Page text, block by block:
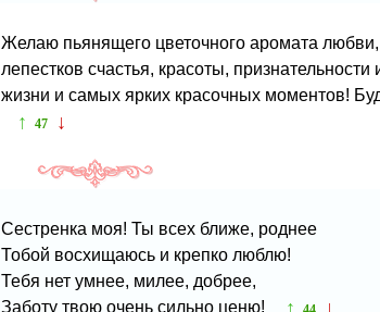
Желаю пьянящего цветочного аромата
лепестков счастья, красоты,
жизни и самых ярких красочных моментов!
↑ 47 ↓
Сестренка моя! Ты всех ближе, роднее
Тобой восхищаюсь и крепко люблю!
Тебя нет умнее, милее, добрее,
Заботу твою очень сильно ценю!
↑ ↓